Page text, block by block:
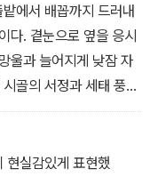
에서 배꼽까지 드러내
다. 곁눈으로 옆을 응시
울과 늘어지게 낮잠 자
골의 서정과 세태 풍자
으로 ‘전가낙사(田家樂
표현하는 소재로 그려
현실감있게 표현했